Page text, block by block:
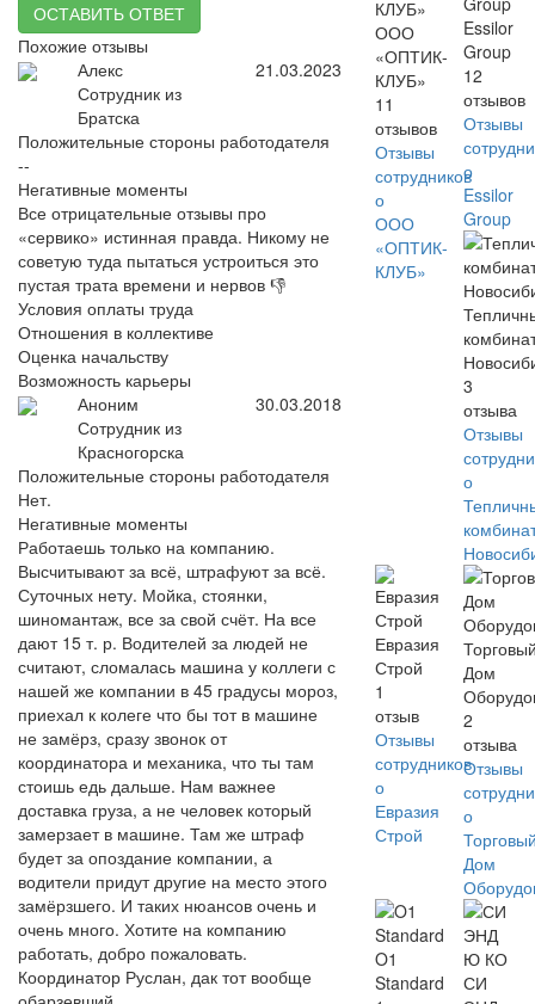
ОСТАВИТЬ ОТВЕТ
Похожие отзывы
Алекс
Сотрудник из
Братска
21.03.2023
Положительные стороны работодателя
--
Негативные моменты
Все отрицательные отзывы про
«сервико» истинная правда. Никому не
советую туда пытаться устроиться это
пустая трата времени и нервов 👎
Условия оплаты труда
Отношения в коллективе
Оценка начальству
Возможность карьеры
Аноним
Сотрудник из
Красногорска
30.03.2018
Положительные стороны работодателя
Нет.
Негативные моменты
Работаешь только на компанию.
Высчитывают за всё, штрафуют за всё.
Суточных нету. Мойка, стоянки,
шиномантаж, все за свой счёт. На все
дают 15 т. р. Водителей за людей не
считают, сломалась машина у коллеги с
нашей же компании в 45 градусы мороз,
приехал к колеге что бы тот в машине
не замёрз, сразу звонок от
координатора и механика, что ты там
стоишь едь дальше. Нам важнее
доставка груза, а не человек который
замерзает в машине. Там же штраф
будет за опоздание компании, а
водители придут другие на место этого
замёрзшего. И таких нюансов очень и
очень много. Хотите на компанию
работать, добро пожаловать.
Координатор Руслан, дак тот вообще
ООО
«ОПТИК-
КЛУБ»
11
отзывов
Отзывы
сотрудников
о
ООО
«ОПТИК-
КЛУБ»
Essilor
Group
12
отзывов
Отзывы
о
Essilor
Group
3
отзыва
Отзывы
о
Евразия
Строй
1
отзыв
Отзывы
сотрудников
о
Евразия
Строй
Дом
2
отзыва
Отзывы
о
Дом
O1
Standard
СИ